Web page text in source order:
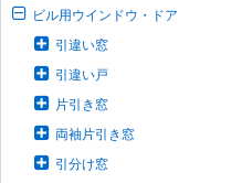
ビル用ウインドウ・ドア
引違い窓
引違い戸
片引き窓
両袖片引き窓
引分け窓